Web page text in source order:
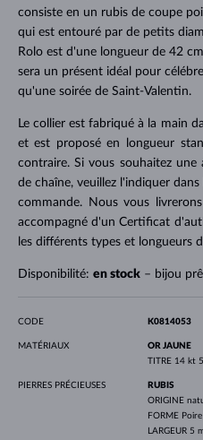
consiste en un rubis de coupe
qui est entouré par de petits
Rolo est d'une longueur de 42
sera un présent idéal pour
qu'une soirée de Saint-Valentin.
Le collier est fabriqué à la main
et est proposé en longueur
contraire. Si vous souhaitez
de chaîne, veuillez l'indiquer
commande. Nous vous
accompagné d'un Certificat
les différents types et longueurs
Disponibilité: en stock– bijou
CODE K0814053
MATÉRIAUX
OR JAUNE
TITRE 14 kt
PIERRES PRÉCIEUSES
RUBIS
ORIGINE
FORME Poire
LARGEUR 5